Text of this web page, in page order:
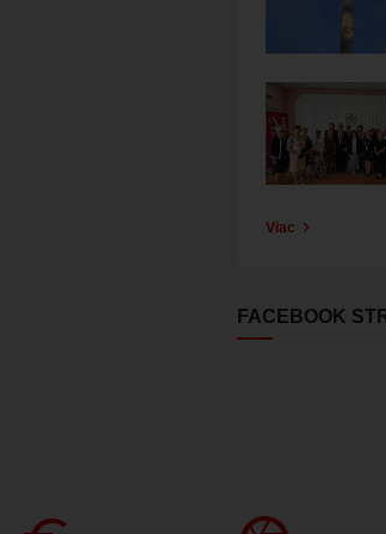
Obrázok
Viac
FACEBOOK